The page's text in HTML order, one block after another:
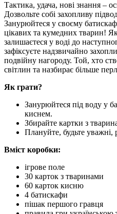
Тактика, удача, нові знання –
Дозвольте собі захопливу
Занурюйтеся у своєму
цікавих та кумедних тварин!
залишаєтеся у воді до
зафіксуєте надзвичайно
подвійну нагороду. Той, хто
світлин та назбирає більше
Як грати?
Занурюйтеся під воду у
киснем.
Збирайте картки з
Плануйте, будьте уважні,
Вміст коробки:
ігрове поле
30 карток з тваринами
60 карток кисню
4 батискафи
пішак першого гравця